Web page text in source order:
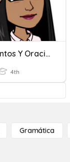
Fragmentos Y Oraciones Unidas
4th
Gramática